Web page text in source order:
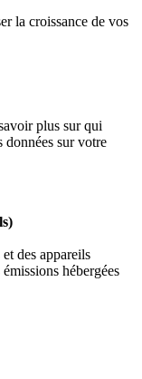
la croissance de vos
plus sur qui
données sur votre
des appareils
hébergées